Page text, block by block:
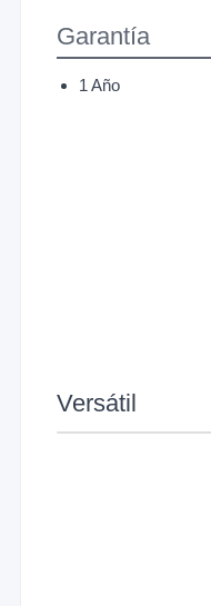
Garantía
1 Año
Versátil